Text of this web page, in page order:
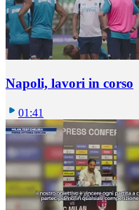
Napoli, lavori in corso
01:41